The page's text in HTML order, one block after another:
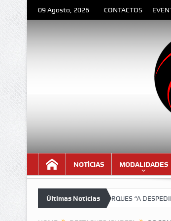
09 Agosto, 2026 CONTACTOS
NOTÍCIAS MODALIDADES
Últimas Notícias
LOURENÇO MARQUES “A DESPEDIDA” – Poema